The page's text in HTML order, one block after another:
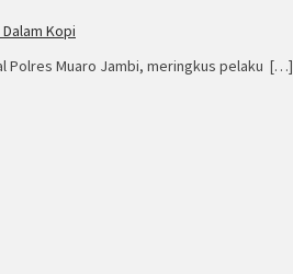
Kopi
Polres Muaro Jambi, meringkus pelaku […]